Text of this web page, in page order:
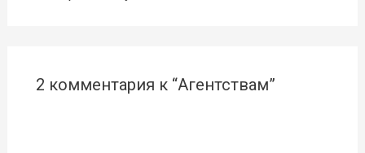
2 комментария к “Агентствам”